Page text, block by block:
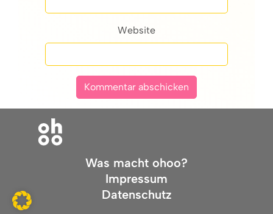
Website
Was macht ohoo?
Impressum
Datenschutz